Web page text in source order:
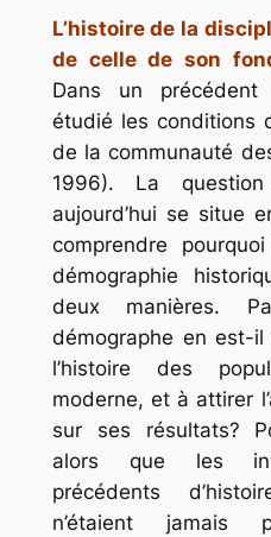
L’histoire de la
de celle de son
Dans un
étudié les conditions
de la communauté
1996). La
aujourd’hui se situe
comprendre
démographie
deux manières.
démographe en est-il
l’histoire des
moderne, et à attirer
sur ses résultats?
alors que les
précédents
n’étaient jamais